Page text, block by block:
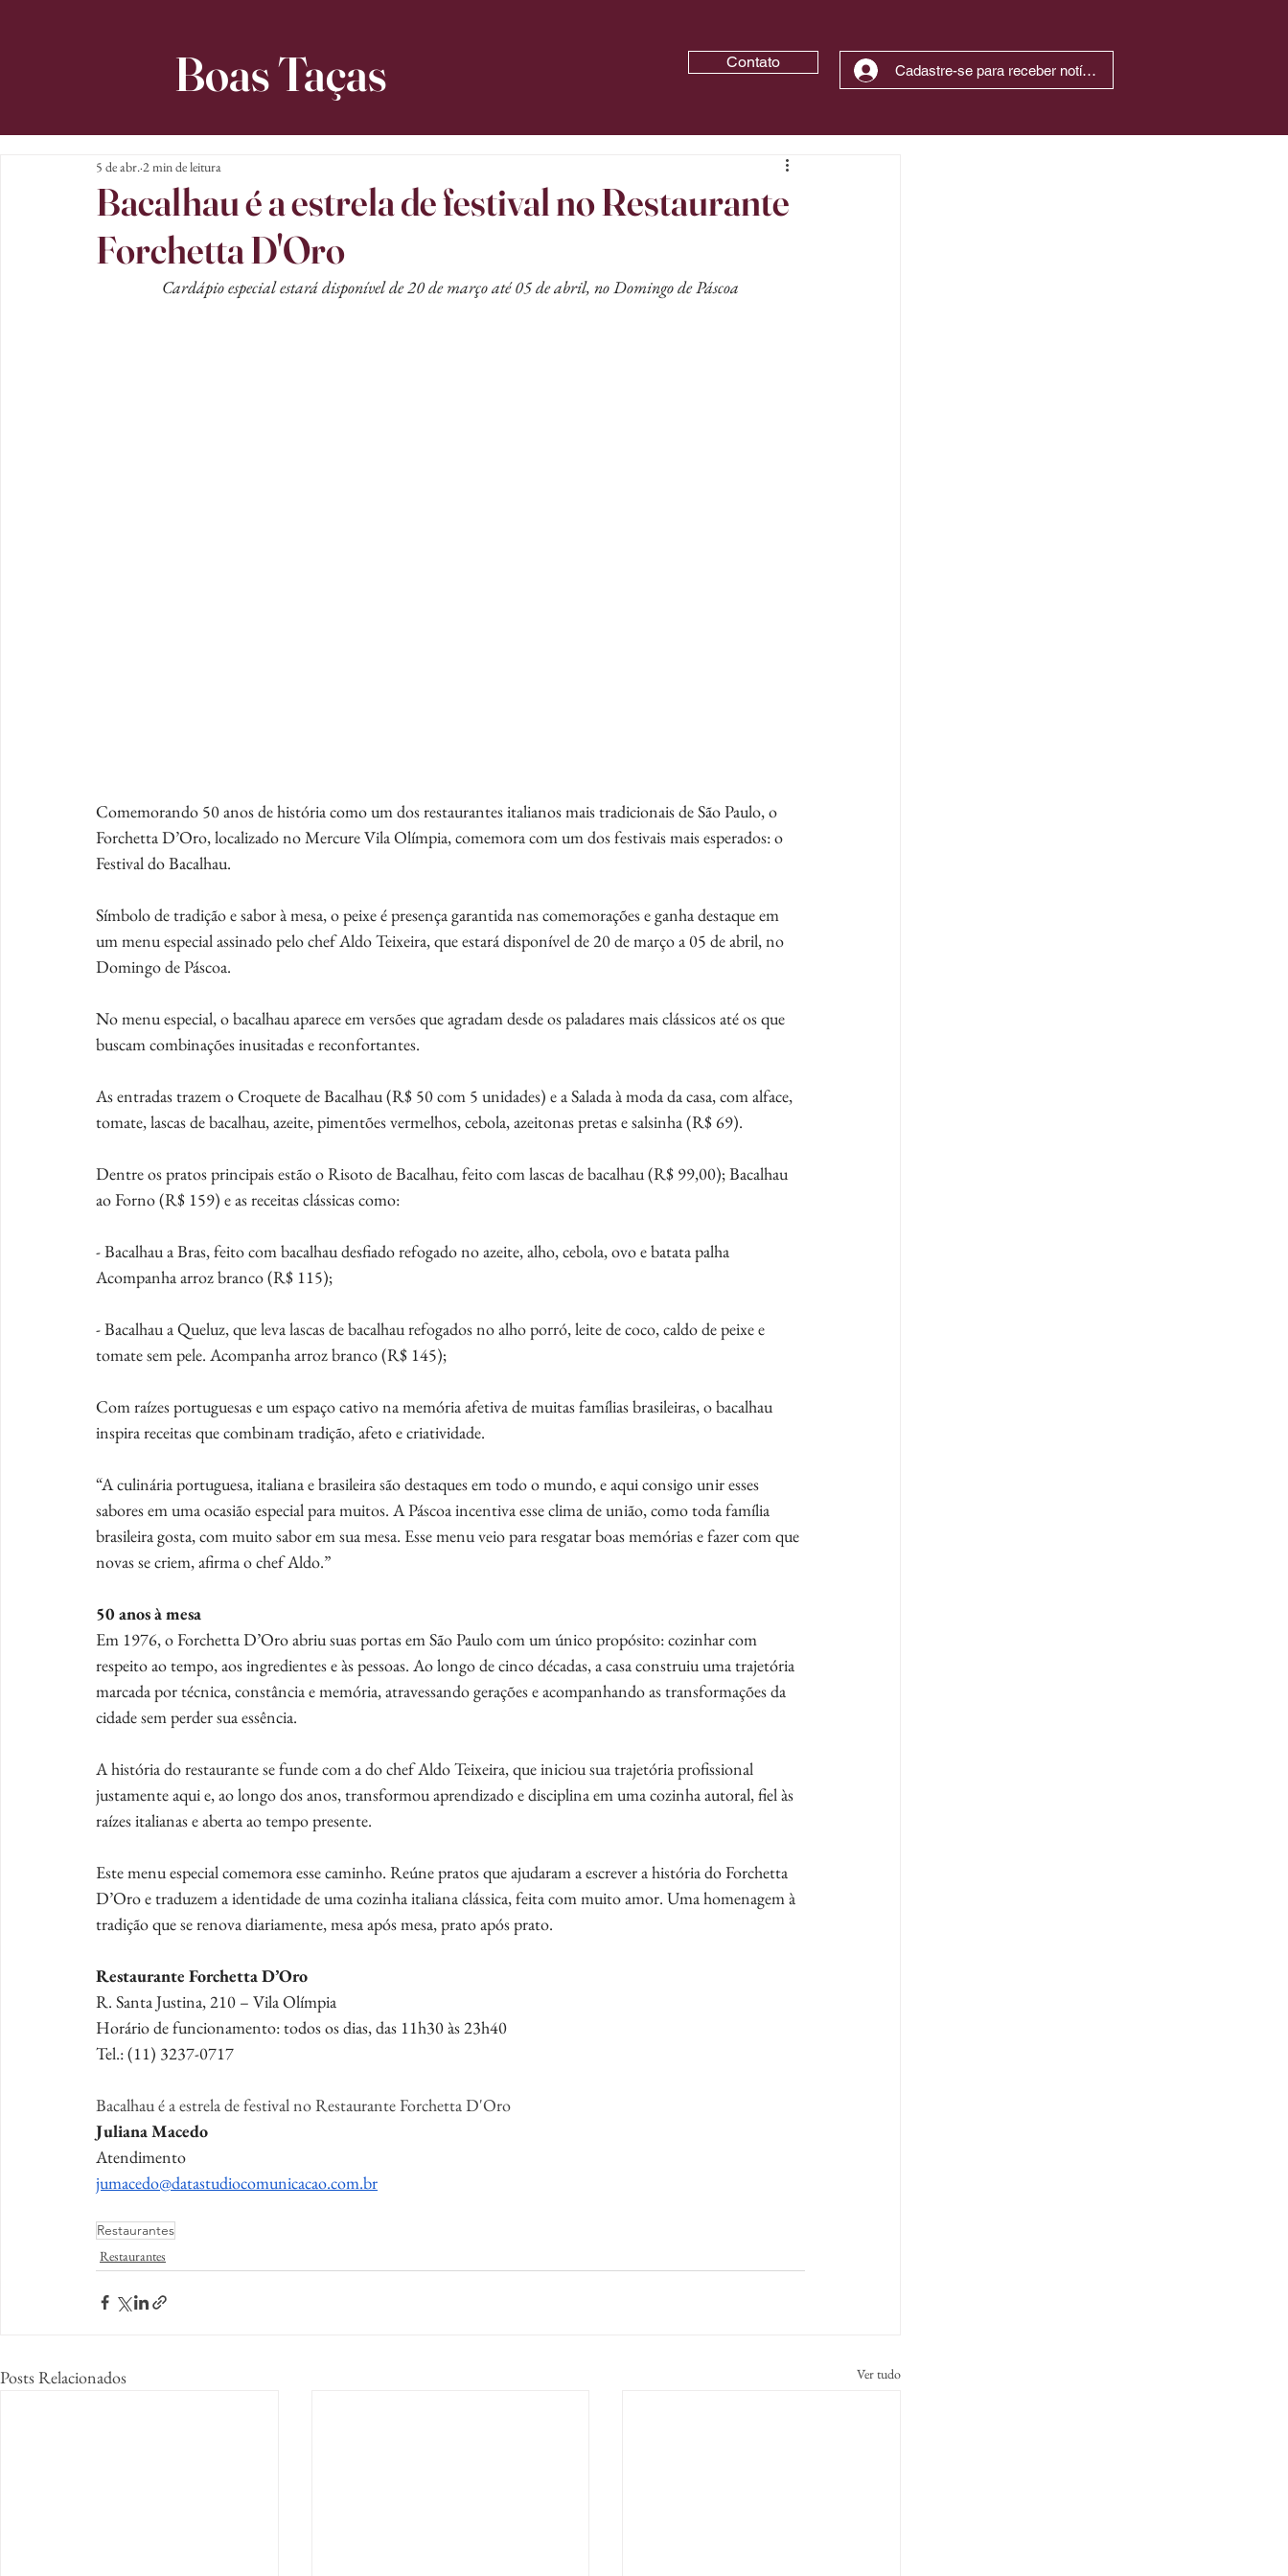
Boas Taças Contato Cadastre-se para receber notícias
Bacalhau é a estrela de festival no Restaurante
Forchetta D'Oro
5 de abr. 2 min de leitura
Cardápio especial estará disponível de 20 de março até 05 de abril, no Domingo de Páscoa
Comemorando 50 anos de história como um dos restaurantes italianos mais tradicionais de São Paulo, o
Forchetta D’Oro, localizado no Mercure Vila Olímpia, comemora com um dos festivais mais esperados: o
Festival do Bacalhau.
Símbolo de tradição e sabor à mesa, o peixe é presença garantida nas comemorações e ganha destaque em
um menu especial assinado pelo chef Aldo Teixeira, que estará disponível de 20 de março a 05 de abril, no
Domingo de Páscoa.
No menu especial, o bacalhau aparece em versões que agradam desde os paladares mais clássicos até os que
buscam combinações inusitadas e reconfortantes.
As entradas trazem o Croquete de Bacalhau (R$ 50 com 5 unidades) e a Salada à moda da casa, com alface,
tomate, lascas de bacalhau, azeite, pimentões vermelhos, cebola, azeitonas pretas e salsinha (R$ 69).
Dentre os pratos principais estão o Risoto de Bacalhau, feito com lascas de bacalhau (R$ 99,00); Bacalhau
ao Forno (R$ 159) e as receitas clássicas como:
- Bacalhau a Bras, feito com bacalhau desfiado refogado no azeite, alho, cebola, ovo e batata palha
Acompanha arroz branco (R$ 115);
- Bacalhau a Queluz, que leva lascas de bacalhau refogados no alho porró, leite de coco, caldo de peixe e
tomate sem pele. Acompanha arroz branco (R$ 145);
Com raízes portuguesas e um espaço cativo na memória afetiva de muitas famílias brasileiras, o bacalhau
inspira receitas que combinam tradição, afeto e criatividade.
“A culinária portuguesa, italiana e brasileira são destaques em todo o mundo, e aqui consigo unir esses
sabores em uma ocasião especial para muitos. A Páscoa incentiva esse clima de união, como toda família
brasileira gosta, com muito sabor em sua mesa. Esse menu veio para resgatar boas memórias e fazer com que
novas se criem, afirma o chef Aldo.”
50 anos à mesa
Em 1976, o Forchetta D’Oro abriu suas portas em São Paulo com um único propósito: cozinhar com
respeito ao tempo, aos ingredientes e às pessoas. Ao longo de cinco décadas, a casa construiu uma trajetória
marcada por técnica, constância e memória, atravessando gerações e acompanhando as transformações da
cidade sem perder sua essência.
A história do restaurante se funde com a do chef Aldo Teixeira, que iniciou sua trajetória profissional
justamente aqui e, ao longo dos anos, transformou aprendizado e disciplina em uma cozinha autoral, fiel às
raízes italianas e aberta ao tempo presente.
Este menu especial comemora esse caminho. Reúne pratos que ajudaram a escrever a história do Forchetta
D’Oro e traduzem a identidade de uma cozinha italiana clássica, feita com muito amor. Uma homenagem à
tradição que se renova diariamente, mesa após mesa, prato após prato.
Restaurante Forchetta D’Oro
R. Santa Justina, 210 – Vila Olímpia
Horário de funcionamento: todos os dias, das 11h30 às 23h40
Tel.: (11) 3237-0717
Bacalhau é a estrela de festival no Restaurante Forchetta D'Oro
Juliana Macedo
Atendimento
jumacedo@datastudiocomunicacao.com.br
Restaurantes
Restaurantes
Posts Relacionados Ver tudo